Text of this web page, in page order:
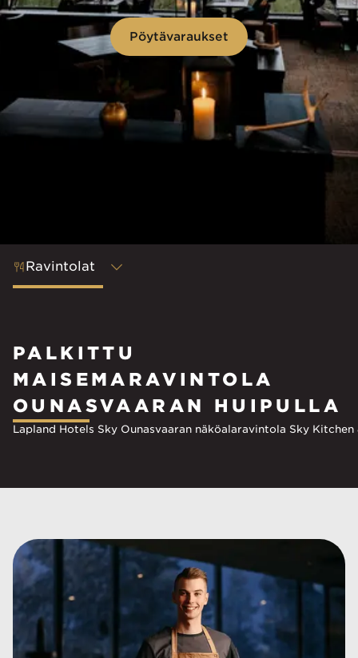
Pöytävaraukset
Ravintolat
PALKITTU
MAISEMARAVINTOLA
OUNASVAARAN HUIPULLA
Lapland Hotels Sky Ounasvaaran näköalaravintola Sky